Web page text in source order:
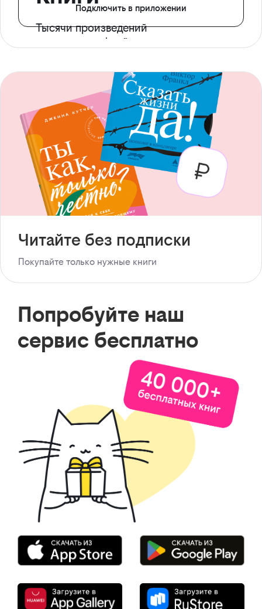
Тысячи произведений
с доступом офлайн
Подключить в приложении
Читайте без подписки
Покупайте только нужные книги
Попробуйте наш
сервис бесплатно